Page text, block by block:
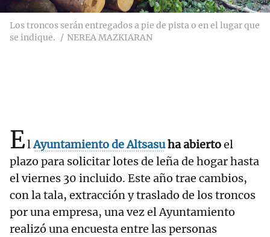
Los troncos serán entregados a pie de pista o en el lugar que
se indique.
NEREA MAZKIARAN
ElAyuntamiento de Altsasuha abiertoel
plazo para solicitar lotes de leña de hogar hasta
el viernes 30 incluido. Este año trae cambios,
con la tala, extracción y traslado de los troncos
por una empresa, una vez el Ayuntamiento
realizó una encuesta entre las personas